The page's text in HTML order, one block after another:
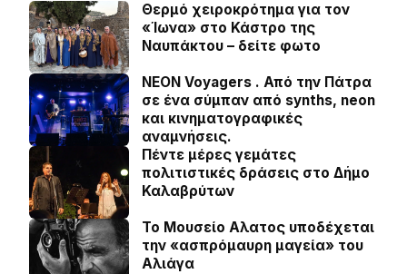
Θερμό χειροκρότημα για τον
«Ίωνα» στο Κάστρο της
Ναυπάκτου – δείτε φωτο
NEON Voyagers . Από την Πάτρα
σε ένα σύμπαν από synths, neon
και κινηματογραφικές
αναμνήσεις.
Πέντε μέρες γεμάτες
πολιτιστικές δράσεις στο Δήμο
Καλαβρύτων
Το Μουσείο Αλατος υποδέχεται
την «ασπρόμαυρη μαγεία» του
Αλιάγα